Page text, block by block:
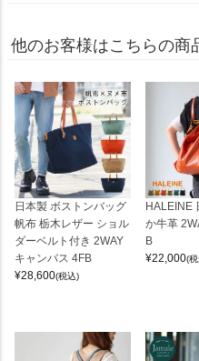
他のお客様はこちらの商
日本製 ボストンバッグ
帆布 栃木レザー ショル
ダーベルト付き 2WAY
キャンバス 4FB
¥28,600(税込)
HALEINE
か牛革
B
¥22,000(